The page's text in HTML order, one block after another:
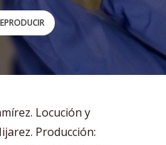
Locución y
Producción: